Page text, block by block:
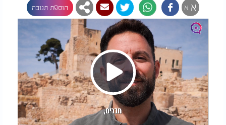
א א הוספת תגובה
Play
להמשך קריאה